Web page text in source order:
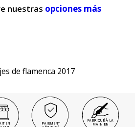
nuestras opciones más
EN
PAIEMENT
FABRIQUÉ À LA
MAIN EN